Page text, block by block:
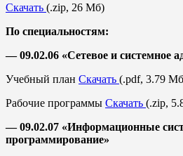
Скачать (.zip, 26 Мб)
По специальностям:
— 09.02.06 «Сетевое и системное
Учебный план Скачать (.pdf, 3.79
Рабочие программы Скачать (.zip,
— 09.02.07 «Информационные
программирование»